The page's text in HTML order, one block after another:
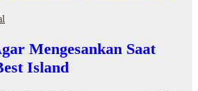
Mengesankan Saat
Island